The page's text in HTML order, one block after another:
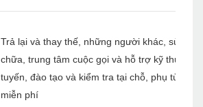
Trả lại và thay thế, những người khác, sửa
chữa, trung tâm cuộc gọi và hỗ trợ kỹ thuật
tuyến, đào tạo và kiểm tra tại chỗ, phụ tùng
miễn phí